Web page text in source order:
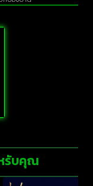
รับคุณ